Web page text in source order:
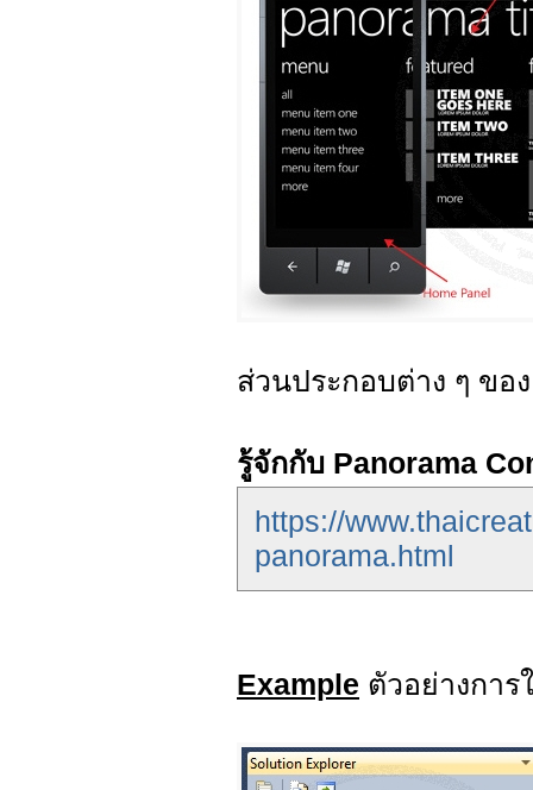
ส่วนประกอบต่าง ๆ ขอ
รู้จักกับ Panorama
https://
panorama.html
Example ตัวอย่างกา